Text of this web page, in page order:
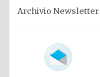
Archivio Newsletter